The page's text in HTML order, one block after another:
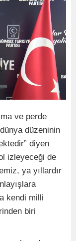
ve perde
düzeninin
diyen
izleyeceği de
ya yıllardır
kendi milli
biri